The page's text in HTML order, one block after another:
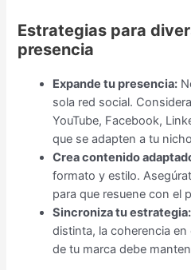
Estrategias para
presencia
Expande tu presencia:
sola red social.
YouTube, Facebook,
que se adapten a tu
Crea contenido
formato y estilo.
para que resuene con el
Sincroniza tu estrategia:
distinta, la coherencia
de tu marca debe